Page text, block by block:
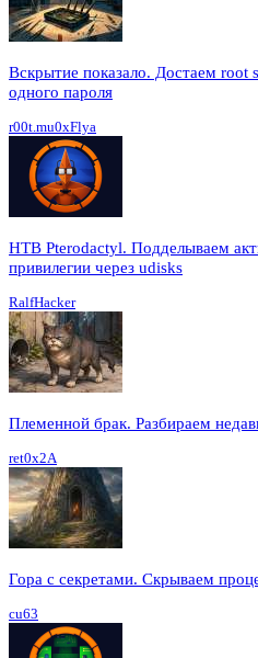
Вскрытие показало. Достаем root
одного пароля
r00t.mu0xFlya
HTB Pterodactyl. Подделываем
привилегии через udisks
RalfHacker
Племенной брак. Разбираем
ret0x2A
Гора с секретами. Скрываем
cu63